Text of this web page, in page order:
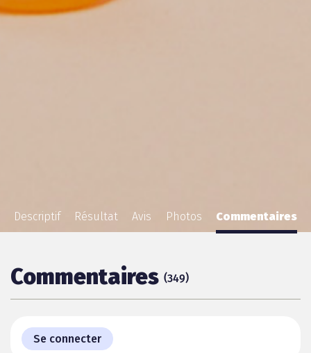
Descriptif Résultat Avis Photos Commentaires
Commentaires (349)
Se connecter